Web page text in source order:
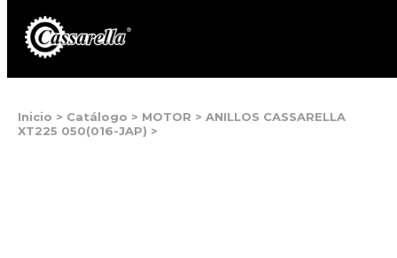
Inicio > Catálogo > MOTOR > ANILLOS CASSARELLA
XT225 050(016-JAP) >